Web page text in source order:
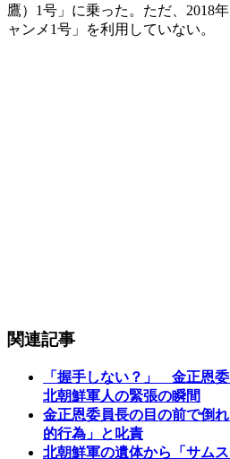
鷹）1号」に乗った。ただ、2018
ャンメ1号」を利用していない。
関連記事
「握手しない？」 金正恩
北朝鮮軍人の緊張の瞬間
金正恩委員長の目の前で倒
的行為」と叱責
北朝鮮軍の遺体から「サム